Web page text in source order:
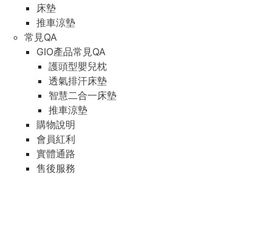
床墊
推車涼墊
常見QA
GIO產品常見QA
護頭型嬰兒枕
透氣排汗床墊
智慧二合一床墊
推車涼墊
購物說明
會員紅利
實體通路
售後服務